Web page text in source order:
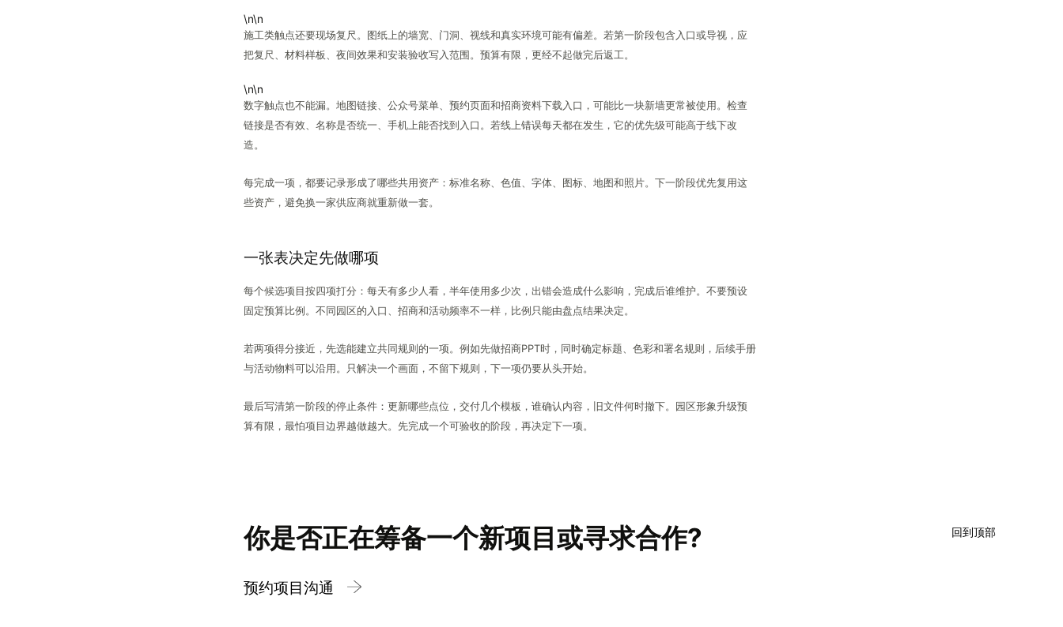
\n\n
施工类触点还要现场复尺。图纸上的墙宽、门洞、视线和真实环境可能有偏差。若第一阶段包含入口或导视，应
把复尺、材料样板、夜间效果和安装验收写入范围。预算有限，更经不起做完后返工。
\n\n
数字触点也不能漏。地图链接、公众号菜单、预约页面和招商资料下载入口，可能比一块新墙更常被使用。检查
链接是否有效、名称是否统一、手机上能否找到入口。若线上错误每天都在发生，它的优先级可能高于线下改
造。
每完成一项，都要记录形成了哪些共用资产：标准名称、色值、字体、图标、地图和照片。下一阶段优先复用这
些资产，避免换一家供应商就重新做一套。
一张表决定先做哪项
每个候选项目按四项打分：每天有多少人看，半年使用多少次，出错会造成什么影响，完成后谁维护。不要预设
固定预算比例。不同园区的入口、招商和活动频率不一样，比例只能由盘点结果决定。
若两项得分接近，先选能建立共同规则的一项。例如先做招商PPT时，同时确定标题、色彩和署名规则，后续手册
与活动物料可以沿用。只解决一个画面，不留下规则，下一项仍要从头开始。
最后写清第一阶段的停止条件：更新哪些点位，交付几个模板，谁确认内容，旧文件何时撤下。园区形象升级预
算有限，最怕项目边界越做越大。先完成一个可验收的阶段，再决定下一项。
你是否正在筹备一个新项目或寻求合作? 回到顶部
预约项目沟通